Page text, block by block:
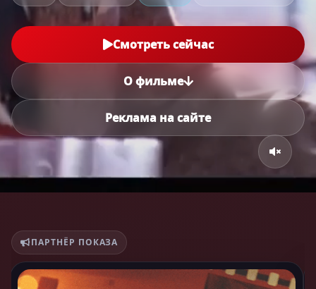
Смотреть сейчас
О фильме
Реклама на сайте
ПАРТНЁР ПОКАЗА